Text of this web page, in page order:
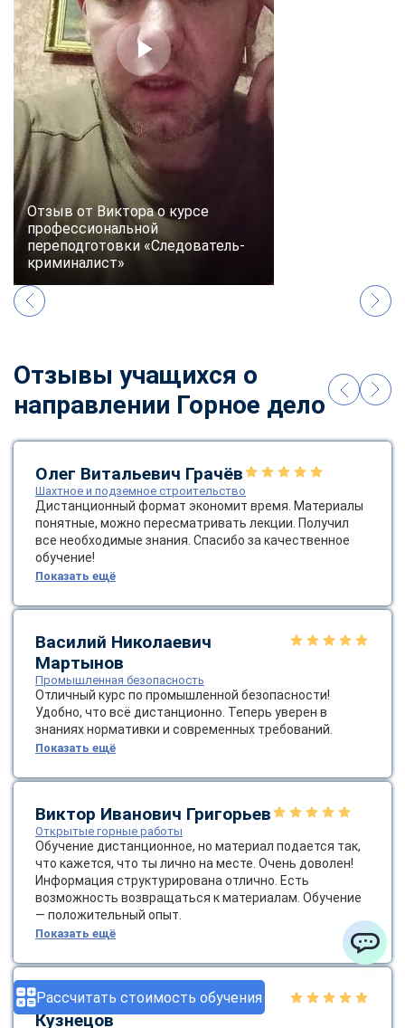
Рассчитать стоимость обучения
Отзыв от Виктора о курсе
профессиональной
переподготовки «Следователь-
криминалист»
Отзывы учащихся о
направлении Горное дело
Олег Витальевич Грачёв
Шахтное и подземное строительство
Дистанционный формат экономит время. Материалы
понятные, можно пересматривать лекции. Получил
все необходимые знания. Спасибо за качественное
обучение!
Показать ещё
Василий Николаевич
Мартынов
Промышленная безопасность
Отличный курс по промышленной безопасности!
Удобно, что всё дистанционно. Теперь уверен в
знаниях нормативки и современных требований.
Показать ещё
Виктор Иванович Григорьев
Открытые горные работы
Обучение дистанционное, но материал подается так,
что кажется, что ты лично на месте. Очень доволен!
Информация структурирована отлично. Есть
возможность возвращаться к материалам. Обучение
— положительный опыт.
Показать ещё
Денис Александрович
Кузнецов
ChatApp
online
Мессенджеры
Свяжитесь с нами через любой удобный мессенджер!
Vkontakte EMail
ChatApp